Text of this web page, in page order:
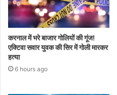
करनाल में भरे बाजार गोलियों की गूंज!
एक्टिवा सवार युवक की सिर में गोली मारकर
हत्या
6 hours ago